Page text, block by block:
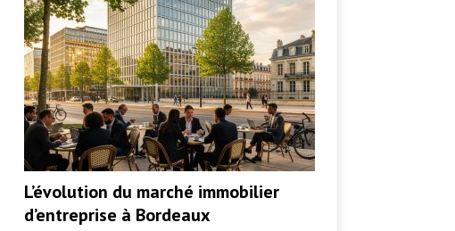
L’évolution du marché immobilier
d’entreprise à Bordeaux